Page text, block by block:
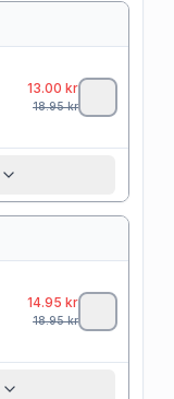
13.00 kr
18.95kr
14.95 kr
18.95kr